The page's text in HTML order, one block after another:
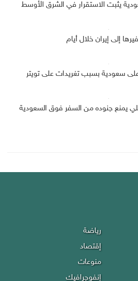
يثبت الاستقرار في الشرق الأوسط
إلى إيران خلال أيام
يمنع جنوده من السفر فوق السعودية
رياضة
إقتصاد
منوعات
إنفوجرافيك